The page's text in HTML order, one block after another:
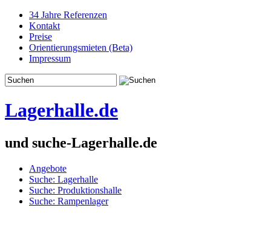
34 Jahre Referenzen
Kontakt
Preise
Orientierungsmieten (Beta)
Impressum
Lagerhalle.de
und suche-Lagerhalle.de
Angebote
Suche: Lagerhalle
Suche: Produktionshalle
Suche: Rampenlager